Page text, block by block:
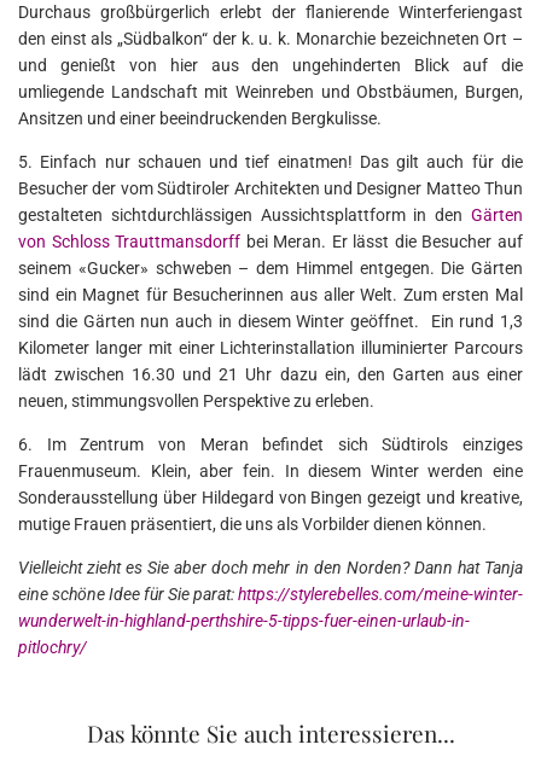
Durchaus großbürgerlich erlebt der flanierende Winterferiengast
den einst als „Südbalkon“ der k. u. k. Monarchie bezeichneten Ort –
und genießt von hier aus den ungehinderten Blick auf die
umliegende Landschaft mit Weinreben und Obstbäumen, Burgen,
Ansitzen und einer beeindruckenden Bergkulisse.
5. Einfach nur schauen und tief einatmen! Das gilt auch für die
Besucher der vom Südtiroler Architekten und Designer Matteo Thun
gestalteten sichtdurchlässigen Aussichtsplattform in den Gärten
von Schloss Trauttmansdorff bei Meran. Er lässt die Besucher auf
seinem «Gucker» schweben – dem Himmel entgegen. Die Gärten
sind ein Magnet für Besucherinnen aus aller Welt. Zum ersten Mal
sind die Gärten nun auch in diesem Winter geöffnet. Ein rund 1,3
Kilometer langer mit einer Lichterinstallation illuminierter Parcours
lädt zwischen 16.30 und 21 Uhr dazu ein, den Garten aus einer
neuen, stimmungsvollen Perspektive zu erleben.
6. Im Zentrum von Meran befindet sich Südtirols einziges
Frauenmuseum. Klein, aber fein. In diesem Winter werden eine
Sonderausstellung über Hildegard von Bingen gezeigt und kreative,
mutige Frauen präsentiert, die uns als Vorbilder dienen können.
Vielleicht zieht es Sie aber doch mehr in den Norden? Dann hat Tanja
eine schöne Idee für Sie parat:https://stylerebelles.com/meine-winter-
wunderwelt-in-highland-perthshire-5-tipps-fuer-einen-urlaub-in-
pitlochry/
Das könnte Sie auch interessieren...